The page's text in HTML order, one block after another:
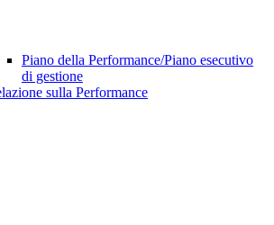
Piano della Performance/Piano esecutivo
di gestione
sulla Performance